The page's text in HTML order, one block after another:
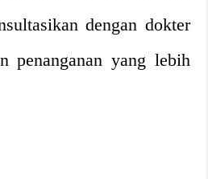
dengan dokter
penanganan yang lebih